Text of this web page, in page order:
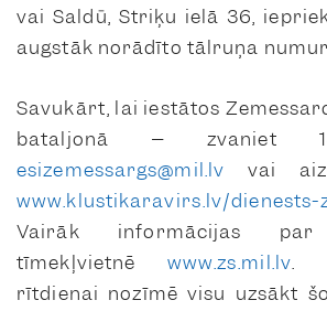
vai Saldū, Striķu ielā 36,
augstāk norādīto tālruņa
Savukārt, lai iestātos
bataljonā – zvaniet
esizemessargs@mil.lv vai
www.klustikaravirs.lv/dienests-
Vairāk informācijas par
tīmekļvietnē www.zs.mil.lv.
rītdienai nozīmē visu uzsākt